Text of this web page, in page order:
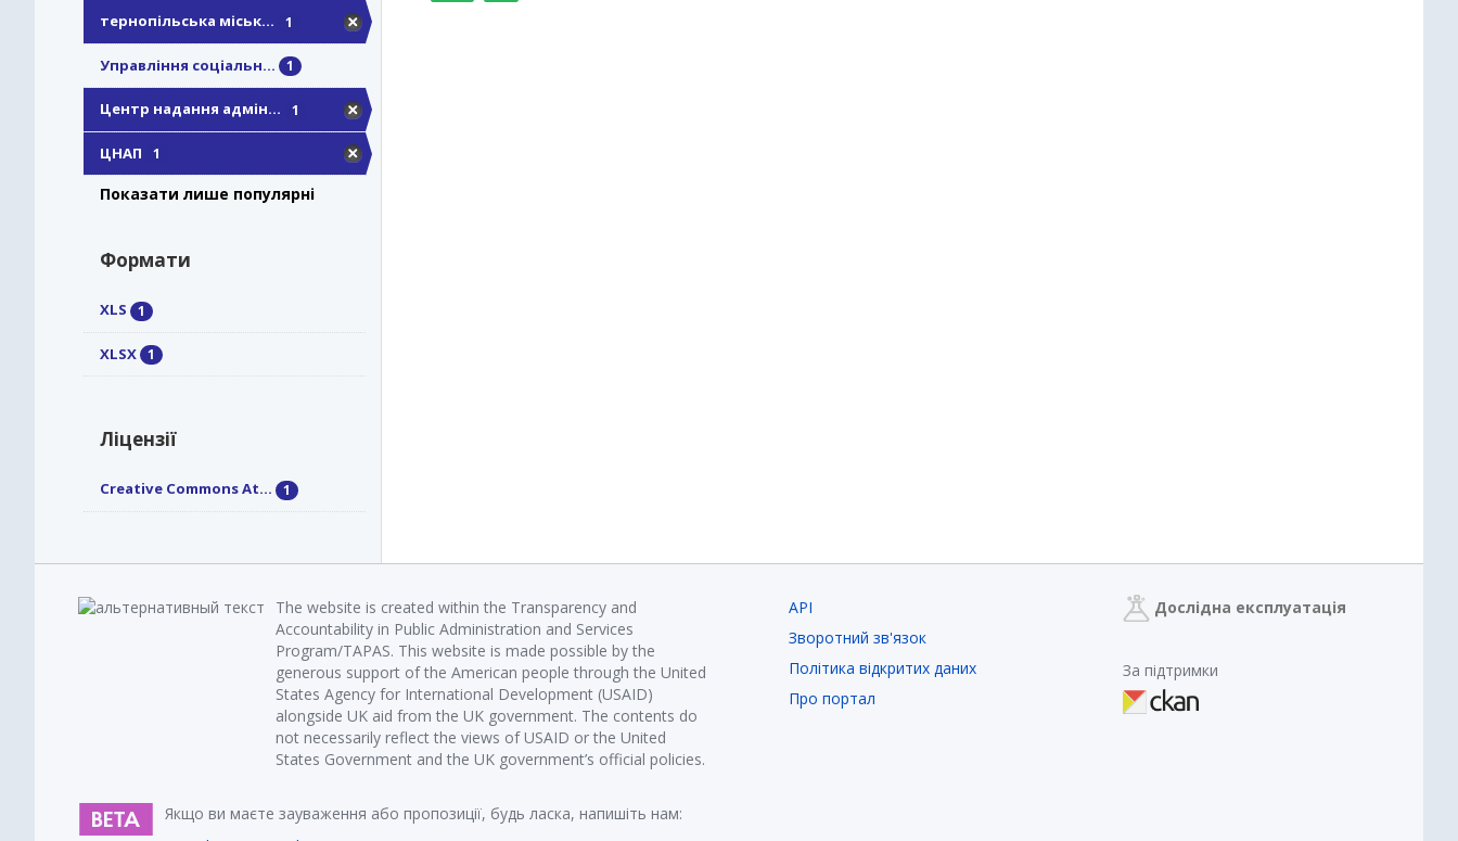
тернопільська міськ... 1
Управління соціальн... 1
Центр надання адмін... 1
ЦНАП 1
Показати лише популярні
Формати
XLS 1
XLSX 1
Ліцензії
Creative Commons At... 1
The website is created within the Transparency and
Accountability in Public Administration and Services
Program/TAPAS. This website is made possible by the
generous support of the American people through the United
States Agency for International Development (USAID)
alongside UK aid from the UK government. The contents do
not necessarily reflect the views of USAID or the United
States Government and the UK government’s official policies.
Якщо ви маєте зауваження або пропозиції, будь ласка, напишіть нам:
API
Зворотний зв'язок
Політика відкритих даних
Про портал
Дослідна експлуатація
За підтримки